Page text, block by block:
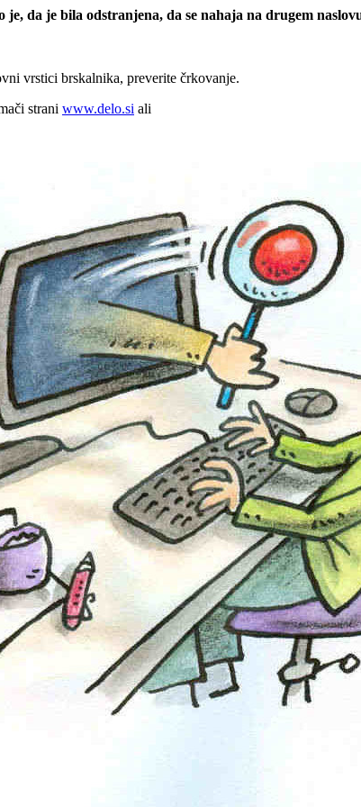
da je bila odstranjena, da se nahaja na drugem
vrstici brskalnika, preverite črkovanje.
strani www.delo.si ali